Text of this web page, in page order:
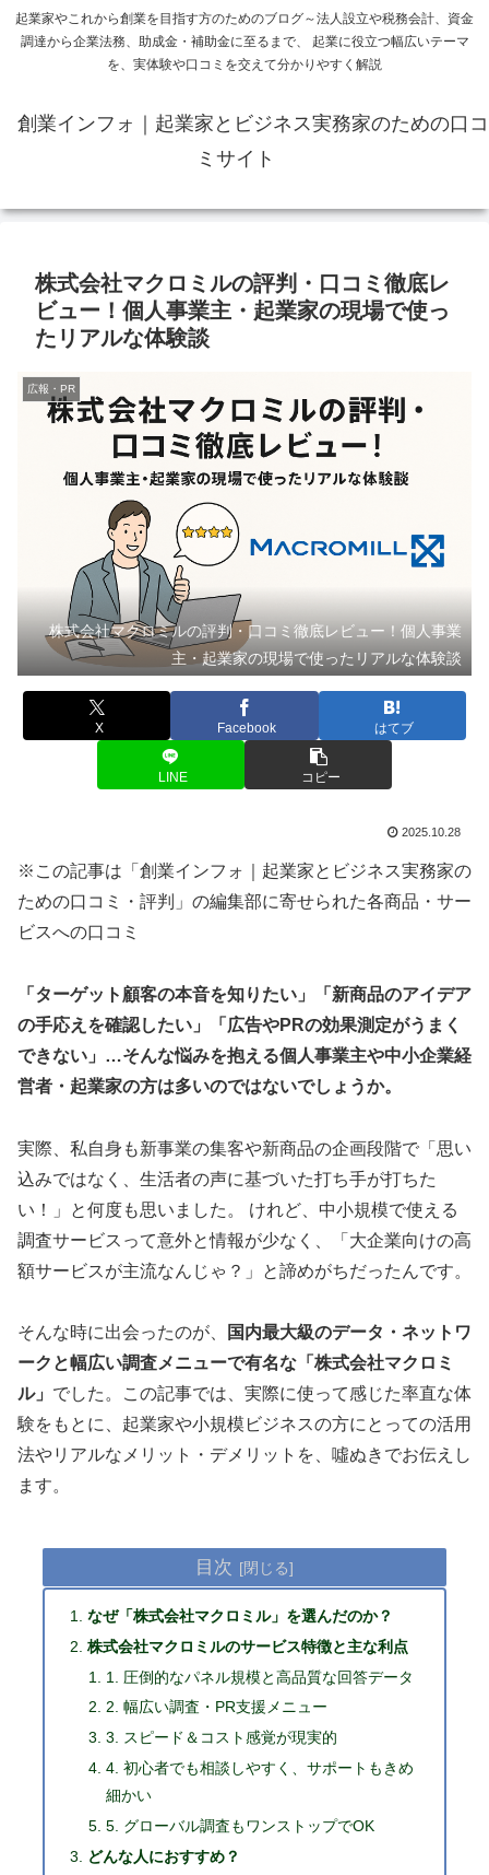
起業家やこれから創業を目指す方のためのブログ～法人設立や税務会計、資金
調達から企業法務、助成金・補助金に至るまで、 起業に役立つ幅広いテーマ
を、実体験や口コミを交えて分かりやすく解説
創業インフォ｜起業家とビジネス実務家のための口コ
ミサイト
株式会社マクロミルの評判・口コミ徹底レ
ビュー！個人事業主・起業家の現場で使っ
たリアルな体験談
広報・PR
株式会社マクロミルの評判・口コミ徹底レビュー！個人事業
主・起業家の現場で使ったリアルな体験談
X Facebook はてブ
LINE コピー
2025.10.28
※この記事は「創業インフォ｜起業家とビジネス実務家の
ための口コミ・評判」の編集部に寄せられた各商品・サー
ビスへの口コミ
「ターゲット顧客の本音を知りたい」「新商品のアイデア
の手応えを確認したい」「広告やPRの効果測定がうまく
できない」…そんな悩みを抱える個人事業主や中小企業経
営者・起業家の方は多いのではないでしょうか。
実際、私自身も新事業の集客や新商品の企画段階で「思い
込みではなく、生活者の声に基づいた打ち手が打ちた
い！」と何度も思いました。 けれど、中小規模で使える
調査サービスって意外と情報が少なく、「大企業向けの高
額サービスが主流なんじゃ？」と諦めがちだったんです。
そんな時に出会ったのが、
国内最大級のデータ・ネットワ
ークと幅広い調査メニューで有名な「株式会社マクロミ
ル」 でした。この記事では、実際に使って感じた率直な体
験をもとに、起業家や小規模ビジネスの方にとっての活用
法やリアルなメリット・デメリットを、噓ぬきでお伝えし
ます。
目次
なぜ「株式会社マクロミル」を選んだのか？
株式会社マクロミルのサービス特徴と主な利点
1. 圧倒的なパネル規模と高品質な回答データ
2. 幅広い調査・PR支援メニュー
3. スピード＆コスト感覚が現実的
4. 初心者でも相談しやすく、サポートもきめ
細かい
5. グローバル調査もワンストップでOK
どんな人におすすめ？